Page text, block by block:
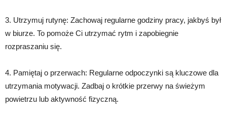
3. Utrzymuj rutynę: Zachowaj regularne godziny pracy, jakbyś był
w biurze. To pomoże Ci utrzymać rytm i zapobiegnie
rozpraszaniu się.
4. Pamiętaj o przerwach: Regularne odpoczynki są kluczowe dla
utrzymania motywacji. Zadbaj o krótkie przerwy na świeżym
powietrzu lub aktywność fizyczną.